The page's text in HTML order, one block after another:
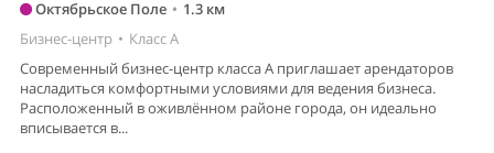
Октябрьское Поле • 1.3 км
Бизнес-центр • Класс A
Современный бизнес-центр класса А приглашает арендаторов
насладиться комфортными условиями для ведения бизнеса.
Расположенный в оживлённом районе города, он идеально
вписывается в...